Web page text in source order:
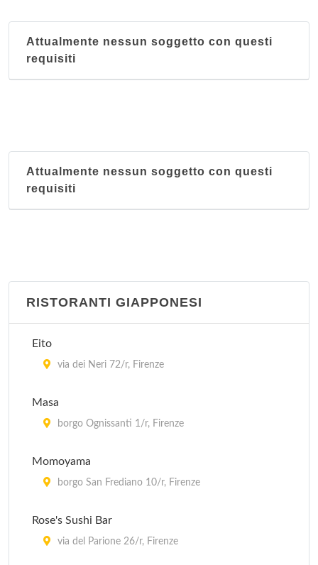
Attualmente nessun soggetto con questi
requisiti
Attualmente nessun soggetto con questi
requisiti
RISTORANTI GIAPPONESI
Eito
via dei Neri 72/r, Firenze
Masa
borgo Ognissanti 1/r, Firenze
Momoyama
borgo San Frediano 10/r, Firenze
Rose's Sushi Bar
via del Parione 26/r, Firenze